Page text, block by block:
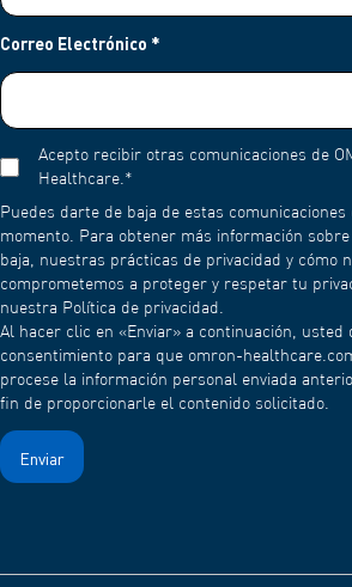
Correo Electrónico *
Acepto recibir otras comunicaciones de
Healthcare. *
Puedes darte de baja de estas
momento. Para obtener más información
baja, nuestras prácticas de privacidad y cómo
comprometemos a proteger y respetar tu
nuestra Política de privacidad.
Al hacer clic en «Enviar» a continuación, usted
consentimiento para que omron-
procese la información personal enviada
fin de proporcionarle el contenido solicitado.